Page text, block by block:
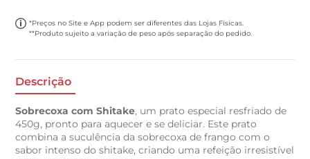
*Preços no Site e App podem ser diferentes das Lojas Físicas.
**Produto sujeito a variação de peso após separação do pedido.
Descrição
Sobrecoxa com Shitake, um prato especial resfriado de
450g, pronto para aquecer e se deliciar. Este prato
combina a suculência da sobrecoxa de frango com o
sabor intenso do shitake, criando uma refeição irresistível